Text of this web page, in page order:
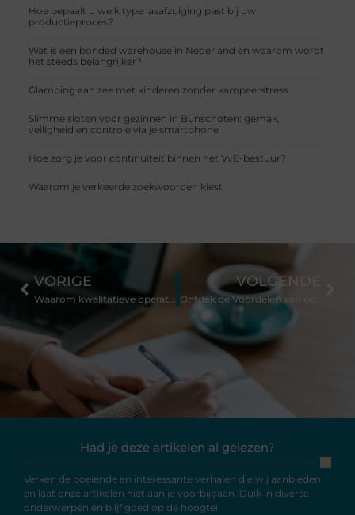
Hoe bepaalt u welk type lasafzuiging past bij uw
productieproces?
Wat is een bonded warehouse in Nederland en waarom wordt
het steeds belangrijker?
Glamping aan zee met kinderen zonder kampeerstress
Slimme sloten voor gezinnen in Bunschoten: gemak,
veiligheid en controle via je smartphone
Hoe zorg je voor continuïteit binnen het VvE-bestuur?
Waarom je verkeerde zoekwoorden kiest
Had je deze artikelen al gelezen?
Verken de boeiende en interessante verhalen die wij aanbieden
en laat onze artikelen niet aan je voorbijgaan. Duik in diverse
onderwerpen en blijf goed op de hoogte!
VORIGE
Waarom kwalitatieve operatietafels essentieel zijn de moderne chirurgie
VOLGENDE